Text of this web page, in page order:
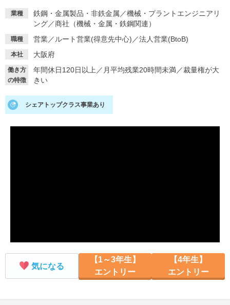
採用情報を探す
説明会を探す
インターンを探す
就活ノウハウ・サポート
就活支援
業種 鉄鋼・金属製品・非鉄金属 ／機械・プラントエンジニアリ
ング／商社（機械・金属・鉄鋼関連）
職種 営業／ ルート営業(得意先中心) ／法人営業(BtoB)
本社 大阪府
働き方
の特徴
年間休日120日以上 ／ 月平均残業20時間未満／裁量権が大
きい
シェアトップクラス事業あり
気になる
【1～3年生】
エントリー
【4年生】
エントリー